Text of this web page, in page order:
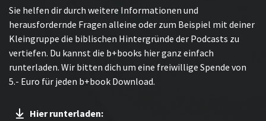
Sie helfen dir durch weitere Informationen und
herausfordernde Fragen alleine oder zum Beispiel mit deiner
Kleingruppe die biblischen Hintergründe der Podcasts zu
vertiefen. Du kannst die b+books hier ganz einfach
runterladen. Wir bitten dich um eine freiwillige Spende von
5.- Euro für jeden b+book Download.
Hier runterladen: